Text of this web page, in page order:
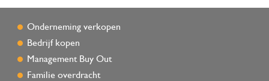
Onderneming verkopen
Bedrijf kopen
Management Buy Out
Familie overdracht